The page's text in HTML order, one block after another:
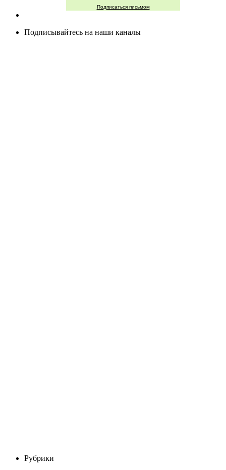
Подписаться письмом
Подписывайтесь на наши каналы
Рубрики